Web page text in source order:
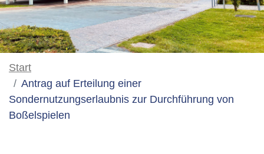
Start
Antrag auf Erteilung einer
Sondernutzungserlaubnis zur Durchführung von
Boßelspielen